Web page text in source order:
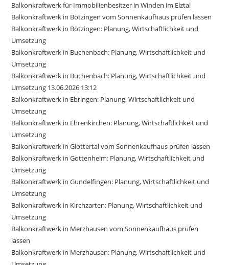
Balkonkraftwerk für Immobilienbesitzer in Winden im Elztal
Balkonkraftwerk in Bötzingen vom Sonnenkaufhaus prüfen lassen
Balkonkraftwerk in Bötzingen: Planung, Wirtschaftlichkeit und
Umsetzung
Balkonkraftwerk in Buchenbach: Planung, Wirtschaftlichkeit und
Umsetzung
Balkonkraftwerk in Buchenbach: Planung, Wirtschaftlichkeit und
Umsetzung 13.06.2026 13:12
Balkonkraftwerk in Ebringen: Planung, Wirtschaftlichkeit und
Umsetzung
Balkonkraftwerk in Ehrenkirchen: Planung, Wirtschaftlichkeit und
Umsetzung
Balkonkraftwerk in Glottertal vom Sonnenkaufhaus prüfen lassen
Balkonkraftwerk in Gottenheim: Planung, Wirtschaftlichkeit und
Umsetzung
Balkonkraftwerk in Gundelfingen: Planung, Wirtschaftlichkeit und
Umsetzung
Balkonkraftwerk in Kirchzarten: Planung, Wirtschaftlichkeit und
Umsetzung
Balkonkraftwerk in Merzhausen vom Sonnenkaufhaus prüfen
lassen
Balkonkraftwerk in Merzhausen: Planung, Wirtschaftlichkeit und